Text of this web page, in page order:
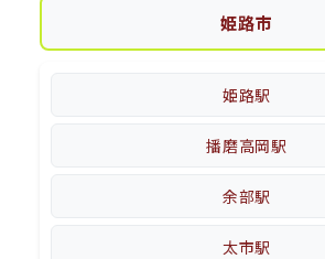
姫路市
姫路駅
播磨高岡駅
余部駅
太市駅